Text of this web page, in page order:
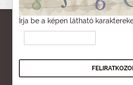
Írja be a képen látható